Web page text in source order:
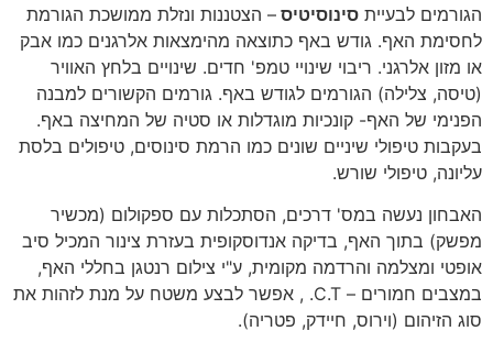
הגורמים לבעיית סינוסיטיס – הצטננות ונזלת ממושכת הגורמת
לחסימת האף. גודש באף כתוצאה מהימצאות אלרגנים כמו אבק
או מזון אלרגני. ריבוי שינויי טמפ' חדים. שינויים בלחץ האוויר
(טיסה, צלילה) הגורמים לגודש באף. גורמים הקשורים למבנה
הפנימי של האף- קונכיות מוגדלות או סטיה של המחיצה באף.
בעקבות טיפולי שיניים שונים כמו הרמת סינוסים, טיפולים בלסת
עליונה, טיפולי שורש.
האבחון נעשה במס' דרכים, הסתכלות עם ספקולום (מכשיר
מפשק) בתוך האף, בדיקה אנדוסקופית בעזרת צינור המכיל סיב
אופטי ומצלמה והרדמה מקומית, ע"י צילום רנטגן בחללי האף,
במצבים חמורים – C.T. , אפשר לבצע משטח על מנת לזהות את
סוג הזיהום (וירוס, חיידק, פטריה).